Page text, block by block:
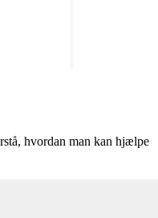
hvordan man kan hjælpe